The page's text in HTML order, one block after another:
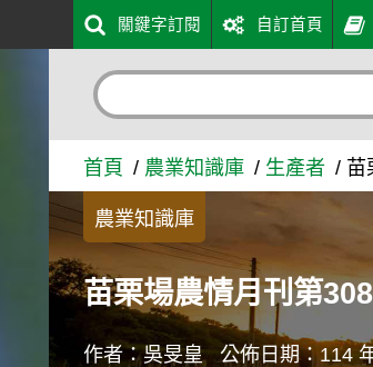
308期-植醫專欄
關鍵字訂閱 自訂首頁
首頁 農業知識庫 生產者 苗
農業知識庫
苗栗場農情月刊第
作者：吳旻皇 公佈日期：114